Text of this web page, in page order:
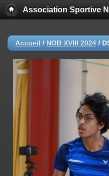
Association Sportive
Accueil / NOB XVIII 2024 /